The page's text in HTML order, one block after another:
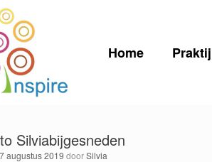
Home
Silviabijgesneden
7 augustus 2019 doorSilvia